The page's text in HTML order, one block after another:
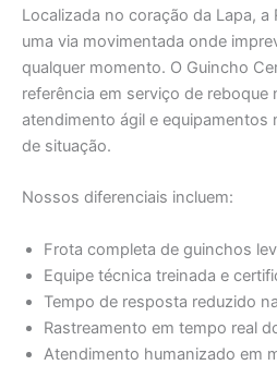
Localizada no coração da Lapa, a
uma via movimentada onde
qualquer momento. O Guincho
referência em serviço de reboque
atendimento ágil e
de situação.
Nossos diferenciais incluem:
Frota completa de guinchos
Equipe técnica treinada e
Tempo de resposta reduzido
Rastreamento em tempo real
Atendimento humanizado em